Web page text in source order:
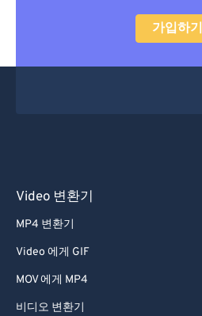
가입하기
Video 변환기
MP4 변환기
Video 에게 GIF
MOV 에게 MP4
비디오 변환기